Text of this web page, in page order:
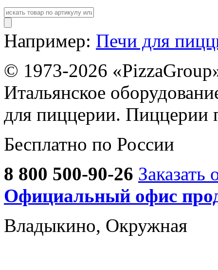
Например: Печи для
© 1973-2026
Итальянское
для пиццерии. Пиццерии
Бесплатно по России
8 800 500-90-26 Заказать
Официальный офис
Владыкино, Окружная